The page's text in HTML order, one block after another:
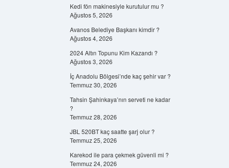
Kedi fön makinesiyle kurutulur mu ?
Ağustos 5, 2026
Avanos Belediye Başkanı kimdir ?
Ağustos 4, 2026
2024 Altın Topunu Kim Kazandı ?
Ağustos 3, 2026
İç Anadolu Bölgesi’nde kaç şehir var ?
Temmuz 30, 2026
Tahsin Şahinkaya’nın serveti ne kadar
?
Temmuz 28, 2026
JBL 520BT kaç saatte şarj olur ?
Temmuz 25, 2026
Karekod ile para çekmek güvenli mi ?
Temmuz 24, 2026